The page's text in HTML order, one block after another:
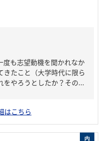
度も志望動機を聞かれなか
きたこと（大学時代に限ら
をやろうとしたか？その...
はこちら